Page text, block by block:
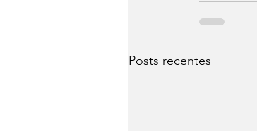
Posts recentes